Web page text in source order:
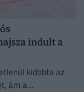
indult a
kidobta az
ám a